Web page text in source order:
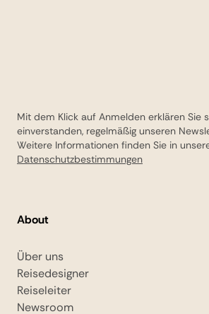
Mit dem Klick auf Anmelden erklären Sie
einverstanden, regelmäßig unseren
Weitere Informationen finden Sie in
Datenschutzbestimmungen
About
Über uns
Reisedesigner
Reiseleiter
Newsroom